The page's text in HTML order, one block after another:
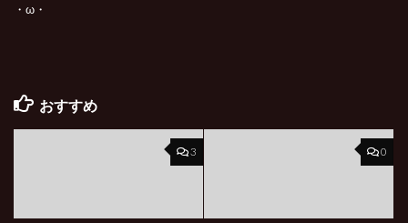
・ω・
おすすめ
3 0